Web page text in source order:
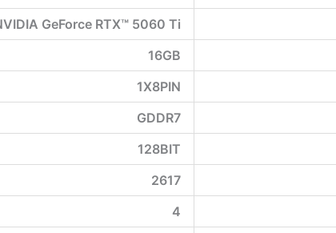
GeForce RTX™ 5060 Ti
16GB
1X8PIN
GDDR7
128BIT
2617
4